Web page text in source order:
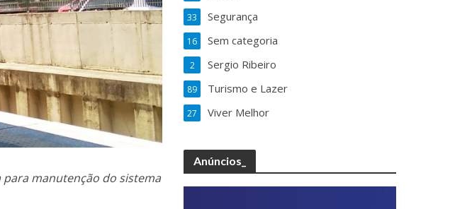
para manutenção do sistema
Segurança
33
Sem categoria
16
Sergio Ribeiro
2
Turismo e Lazer
89
Viver Melhor
27
Anúncios_